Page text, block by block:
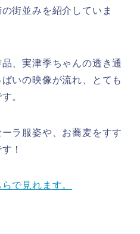
街並みを紹介していま
、実津季ちゃんの透き通
いの映像が流れ、とても
。
ラ服姿や、お蕎麦をすす
！
で見れます。